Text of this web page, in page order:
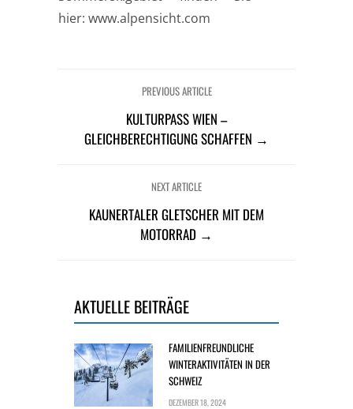
hier: www.alpensicht.com
PREVIOUS ARTICLE
KULTURPASS WIEN –
GLEICHBERECHTIGUNG SCHAFFEN →
NEXT ARTICLE
KAUNERTALER GLETSCHER MIT DEM
MOTORRAD →
AKTUELLE BEITRÄGE
FAMILIENFREUNDLICHE
WINTERAKTIVITÄTEN IN DER
SCHWEIZ
DEZEMBER 18, 2024